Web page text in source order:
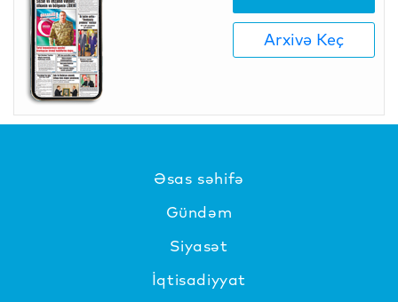
Arxivə Keç
Əsas səhifə
Gündəm
Siyasət
İqtisadiyyat